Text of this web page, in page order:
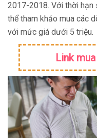
2017-2018. Với thời hạn
thể tham khảo mua các
với mức giá dưới 5 triệu.
Link